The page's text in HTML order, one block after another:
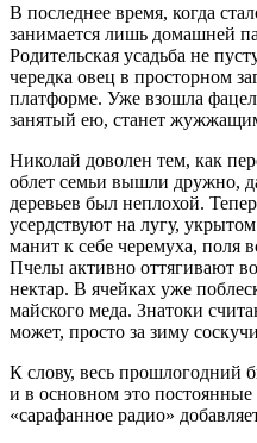
В последнее время, когда
занимается лишь домашней
Родительская усадьба не
чередка овец в прос­торном
платформе. Уже взо­шла
занятый ею, станет
Николай доволен тем, как
облет семьи вышли дружно,
деревьев был неплохой.
усердствуют на лугу,
манит к себе черемуха, поля
Пчелы активно оттягивают
нектар. В ячейках уже
майского меда. Знатоки
может, просто за зиму
К слову, весь прошлогодний
и в основном это
«сарафанное радио»